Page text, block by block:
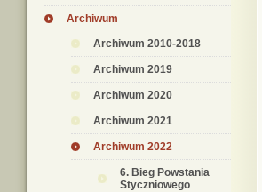
Archiwum
Archiwum 2010-2018
Archiwum 2019
Archiwum 2020
Archiwum 2021
Archiwum 2022
6. Bieg Powstania
Styczniowego